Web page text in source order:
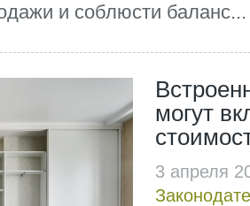
и соблюсти баланс...
могут
3 апреля